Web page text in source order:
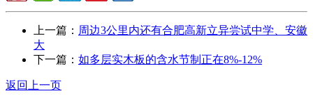
上一篇： 周边3公里内还有合肥高新立异尝试中学、安徽
大
下一篇： 如多层实木板的含水节制正在8%-12%
返回上一页